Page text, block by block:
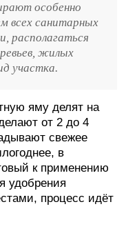
особенно
всех санитарных
располагаться
жилых
участка.
яму делят на
от 2 до 4
свежее
в
к применению
удобрения
процесс идёт